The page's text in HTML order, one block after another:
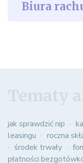
Biura
jak sprawdzić nip
leasingu
roczna
środek trwały
płatności